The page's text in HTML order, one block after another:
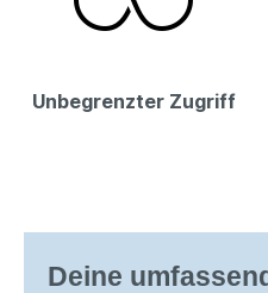
Unbegrenzter Zugriff
Deine